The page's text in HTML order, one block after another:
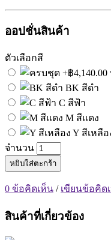
ออปชั่นสินค้า
ตัวเลือกสี
BK สีดำ
C สีฟ้า
M สีแดง
Y สีเหลือ
จำนวน
หยิบใส่ตะกร้า
0 ข้อคิดเห็น / เขียนข้อคิด
สินค้าที่เกี่ยวข้อง